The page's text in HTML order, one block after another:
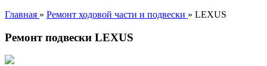
Главная » Ремонт ходовой части и подвески » LEXUS
Ремонт подвески LEXUS